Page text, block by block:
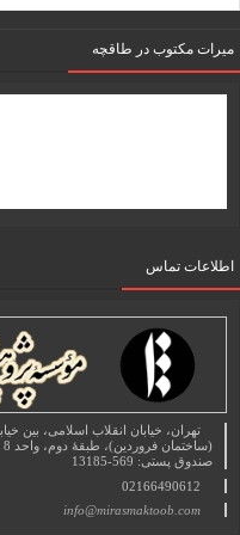
میرات مکتوب در طاقچه
اطلاعات تماس
صندوق پستی: 569-13185
02166490612
info@mirasmaktoob.com